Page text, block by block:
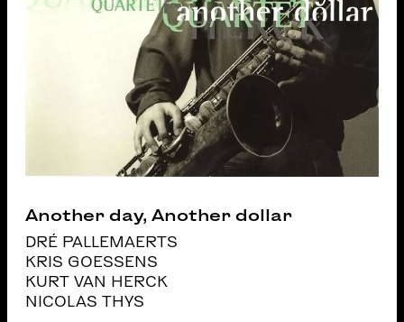
Another day, Another dollar
DRÉ PALLEMAERTS
KRIS GOESSENS
KURT VAN HERCK
NICOLAS THYS